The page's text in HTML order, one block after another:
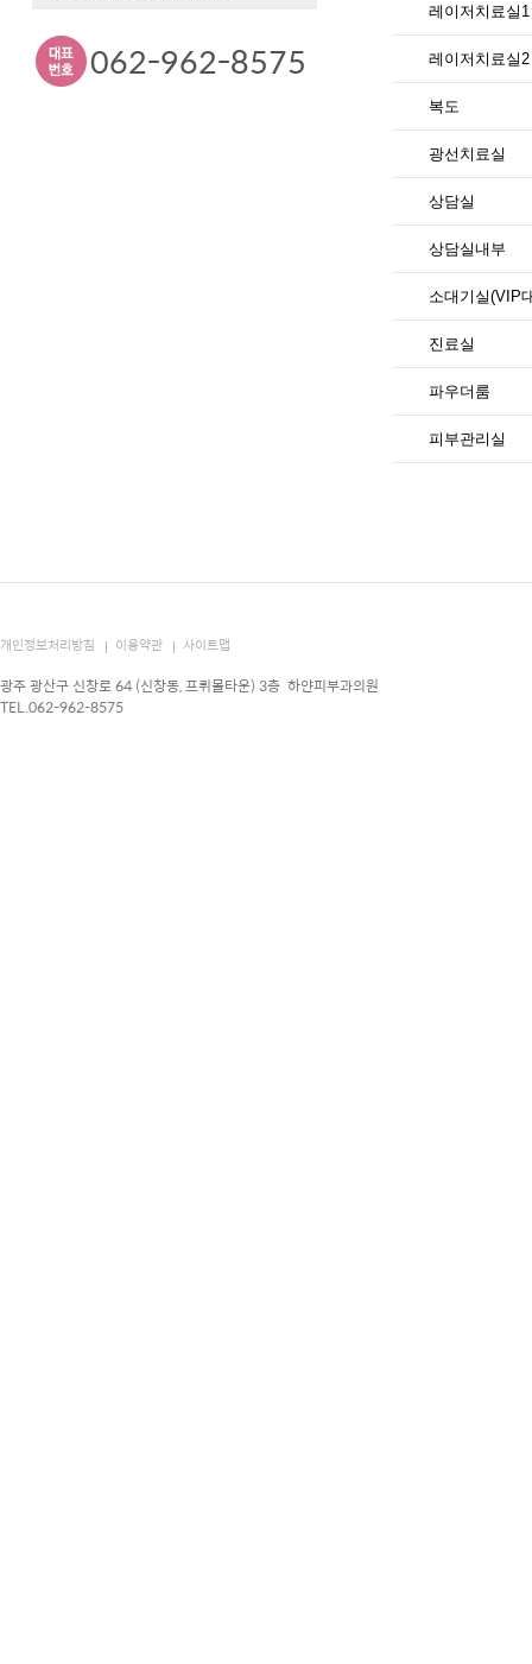
062-962-8575
레이저치료실1
레이저치료실2
복도
광선치료실
상담실
상담실내부
소대기실(VIP
진료실
파우더룸
피부관리실
개인정보처리방침 이용약관 사이트맵
광주 광산구 신창로 64 (신창동, 프뤼몰타운) 3층 하얀피부과의원
TEL.062-962-8575